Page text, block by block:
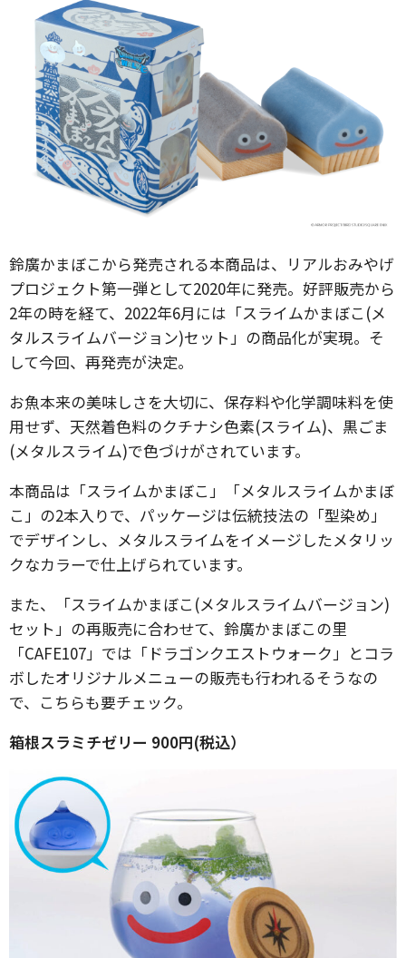
鈴廣かまぼこから発売される本商品は、リアルおみやげ
プロジェクト第一弾として2020年に発売。好評販売から
2年の時を経て、2022年6月には「スライムかまぼこ(メ
タルスライムバージョン)セット」の商品化が実現。そ
して今回、再発売が決定。
お魚本来の美味しさを大切に、保存料や化学調味料を使
用せず、天然着色料のクチナシ色素(スライム)、黒ごま
(メタルスライム)で色づけがされています。
本商品は「スライムかまぼこ」「メタルスライムかまぼ
こ」の2本入りで、パッケージは伝統技法の「型染め」
でデザインし、メタルスライムをイメージしたメタリッ
クなカラーで仕上げられています。
また、「スライムかまぼこ(メタルスライムバージョン)
セット」の再販売に合わせて、鈴廣かまぼこの里
「CAFE107」では「ドラゴンクエストウォーク」とコラ
ボしたオリジナルメニューの販売も行われるそうなの
で、こちらも要チェック。
箱根スラミチゼリー 900円(税込）